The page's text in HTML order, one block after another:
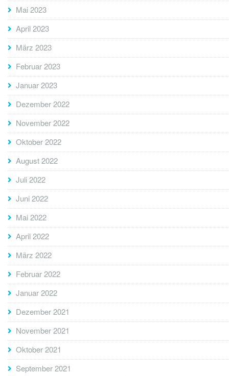
Mai 2023
April 2023
März 2023
Februar 2023
Januar 2023
Dezember 2022
November 2022
Oktober 2022
August 2022
Juli 2022
Juni 2022
Mai 2022
April 2022
März 2022
Februar 2022
Januar 2022
Dezember 2021
November 2021
Oktober 2021
September 2021